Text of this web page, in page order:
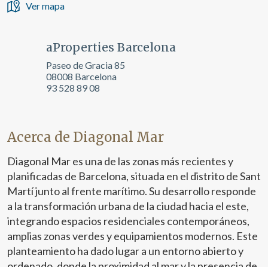
Ver mapa
aProperties Barcelona
Paseo de Gracia 85
08008 Barcelona
93 528 89 08
Acerca de Diagonal Mar
Diagonal Mar es una de las zonas más recientes y
planificadas de Barcelona, situada en el distrito de Sant
Martí junto al frente marítimo. Su desarrollo responde
a la transformación urbana de la ciudad hacia el este,
integrando espacios residenciales contemporáneos,
amplias zonas verdes y equipamientos modernos. Este
planteamiento ha dado lugar a un entorno abierto y